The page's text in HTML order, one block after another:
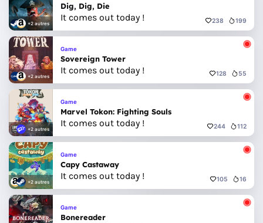
+2 autres
Dig, Dig, Die
It comes out today ! 238 199
+2 autres
Game
Sovereign Tower
It comes out today ! 128 55
+2 autres
Game
Marvel Tokon: Fighting Souls
It comes out today ! 244 112
+2 autres
Game
Capy Castaway
It comes out today ! 105 16
Game
Bonereader